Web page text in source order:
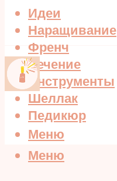
Идеи
Наращивание
Френч
Лечение
Инструменты
Шеллак
Педикюр
Меню
Меню